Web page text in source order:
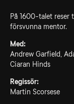
På 1600-talet reser
försvunna mentor.
Med:
Andrew Garfield,
Ciaran Hinds
Regissör:
Martin Scorsese